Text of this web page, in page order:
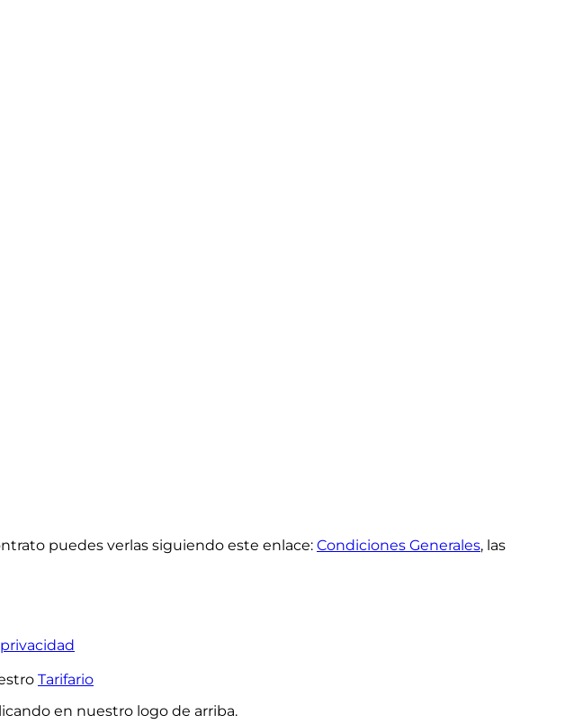
puedes verlas siguiendo este enlace: Condiciones Generales, las
Tarifario
en nuestro logo de arriba.